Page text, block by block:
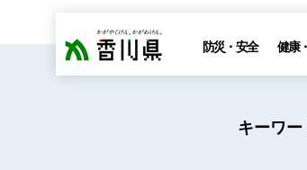
香川県 防災・安全 健康
キーワ